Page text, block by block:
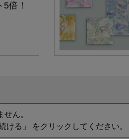
倍！
ん。
ける」 をクリックしてください。